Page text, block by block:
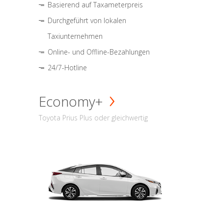
Basierend auf Taxameterpreis
Durchgeführt von lokalen
Taxiunternehmen
Online- und Offline-Bezahlungen
24/7-Hotline
Economy+
Toyota Prius Plus oder gleichwertig